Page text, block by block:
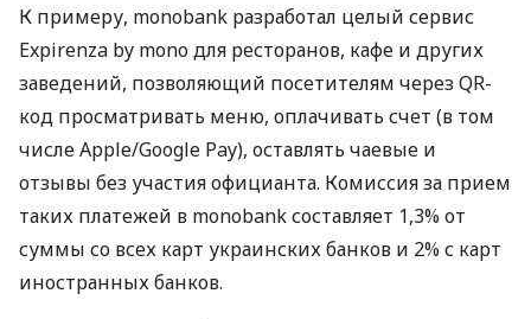
К примеру, monobank разработал целый сервис
Expirenza by mono для ресторанов, кафе и других
заведений, позволяющий посетителям через QR-
код просматривать меню, оплачивать счет (в том
числе Apple/Google Pay), оставлять чаевые и
отзывы без участия официанта. Комиссия за прием
таких платежей в monobank составляет 1,3% от
суммы со всех карт украинских банков и 2% с карт
иностранных банков.